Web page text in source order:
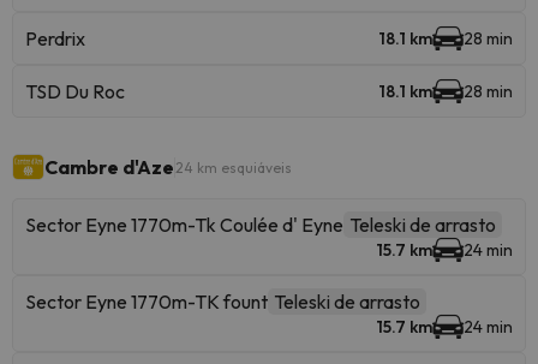
Perdrix 18.1 km 28 min
TSD Du Roc 18.1 km 28 min
Cambre d'Aze 24 km esquiáveis
Sector Eyne 1770m-Tk Coulée d' Eyne Teleski de arrasto
15.7 km 24 min
Sector Eyne 1770m-TK fount Teleski de arrasto
15.7 km 24 min